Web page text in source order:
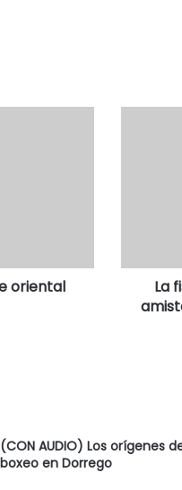
oriental
La
(CON AUDIO) Los orígenes
boxeo en Dorrego